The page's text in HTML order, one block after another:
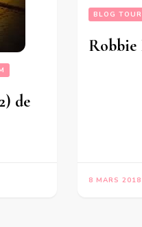
de
BLOG TOUR
Robbie
8 MARS 2018